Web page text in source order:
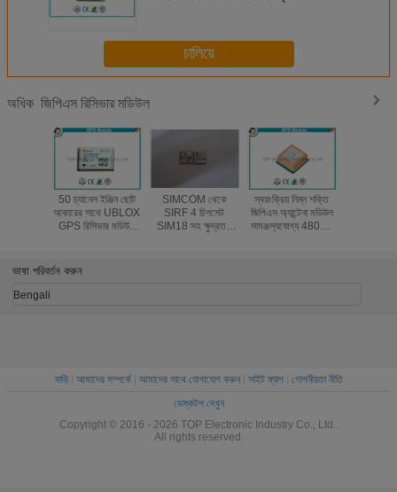
চালিয়ে
অধিক জিপিএস রিসিভার মডিউল
50 চ্যানেল ইঞ্জিন ছোট
আকারের সাথে UBLOX
GPS রিসিভার মডিউল
SIMCOM থেকে
SIRF 4 চিপসেট
SIM18 সহ ক্ষুদ্রতম
স্বয়ংক্রিয় নিম্ন শক্তি
জিপিএস অ্যান্টেনা মডিউল
সামঞ্জস্যযোগ্য 4800 -
ভাষা পরিবর্তন করুন
Bengali
বাড়ি| আমাদের সম্পর্কে| আমাদের সাথে যোগাযোগ করুন| সাইট ম্যাপ| গোপনীয়তা নীতি
ডেস্কটপ দেখুন
Copyright © 2016 - 2026 TOP Electronic Industry Co., Ltd..
All rights reserved.